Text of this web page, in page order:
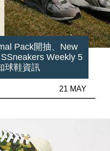
Pack開抽、New
Weekly 5
球鞋資訊
21 MAY